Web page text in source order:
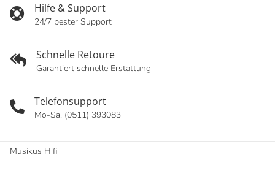
Hilfe & Support
24/7 bester Support
Schnelle Retoure
Garantiert schnelle Erstattung
Telefonsupport
Mo-Sa. (0511) 393083
Musikus Hifi